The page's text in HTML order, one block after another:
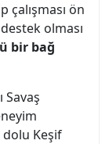
çalışması ön
olması
bir bağ
Savaş
Keşif